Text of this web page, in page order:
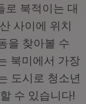
로 북적이는 대
사이에 위치
을 찾아볼 수
북미에서 가장
도시로 청소년
수 있습니다!